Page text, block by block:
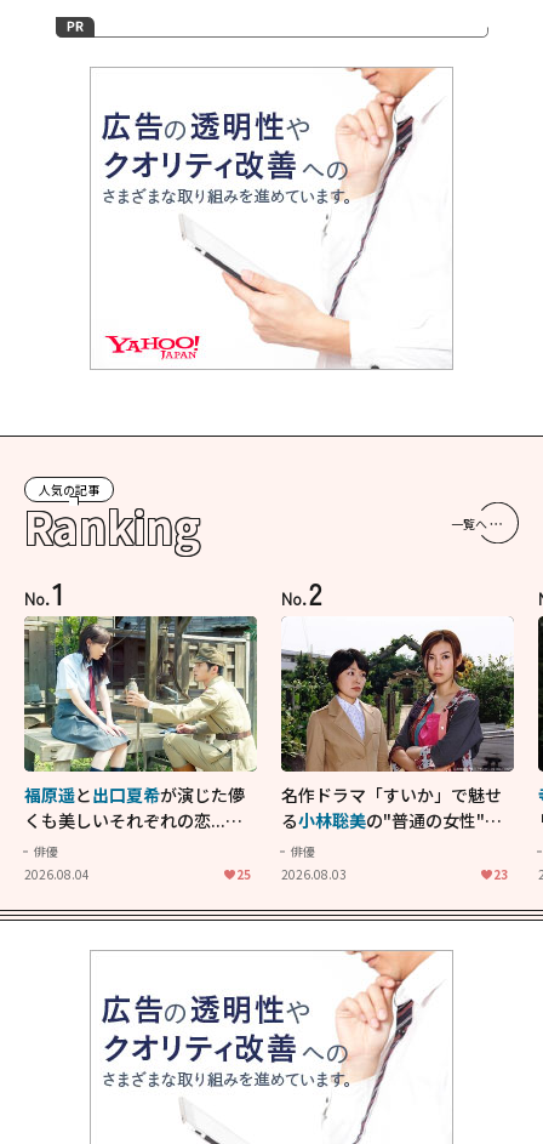
人気の記事
Ranking 一覧へ
No.1
福原遥と出口夏希が演じた儚
くも美しいそれぞれの恋...生
きることの尊さを教えてくれ
た映画「あの花が咲く丘で、
俳優
2026.08.04
25
No.2
名作ドラマ「すいか」で魅せ
る小林聡美の"普通の女性"が
大人に刺さる...映画「かもめ
食堂」にも通じる静かな芝居
俳優
2026.08.03
23